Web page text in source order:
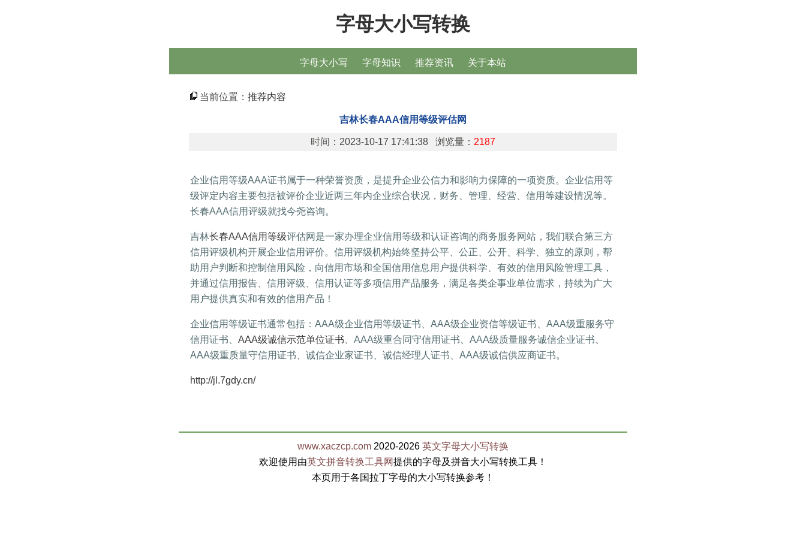
字母大小写转换
字母大小写 字母知识 推荐资讯 关于本站
当前位置： 推荐内容
吉林长春AAA信用等级评估网
时间：2023-10-17 17:41:38 浏览量： 2187
企业信用等级AAA证书属于一种荣誉资质，是提升企业公信力和影响力保障的一项资质。企业信用等
级评定内容主要包括被评价企业近两三年内企业综合状况，财务、管理、经营、信用等建设情况等。
长春AAA信用评级就找今尧咨询。
吉林长春AAA信用等级评估网是一家办理企业信用等级和认证咨询的商务服务网站，我们联合第三方
信用评级机构开展企业信用评价。信用评级机构始终坚持公平、公正、公开、科学、独立的原则，帮
助用户判断和控制信用风险，向信用市场和全国信用信息用户提供科学、有效的信用风险管理工具，
并通过信用报告、信用评级、信用认证等多项信用产品服务，满足各类企事业单位需求，持续为广大
用户提供真实和有效的信用产品！
企业信用等级证书通常包括：AAA级企业信用等级证书、AAA级企业资信等级证书、AAA级重服务守
信用证书、 AAA级诚信示范单位证书 、AAA级重合同守信用证书、AAA级质量服务诚信企业证书、
AAA级重质量守信用证书、诚信企业家证书、诚信经理人证书、AAA级诚信供应商证书。
http://jl.7gdy.cn/
www.xaczcp.com2020-2026 英文字母大小写转换
欢迎使用由英文拼音转换工具网提供的字母及拼音大小写转换工具！
本页用于各国拉丁字母的大小写转换参考！